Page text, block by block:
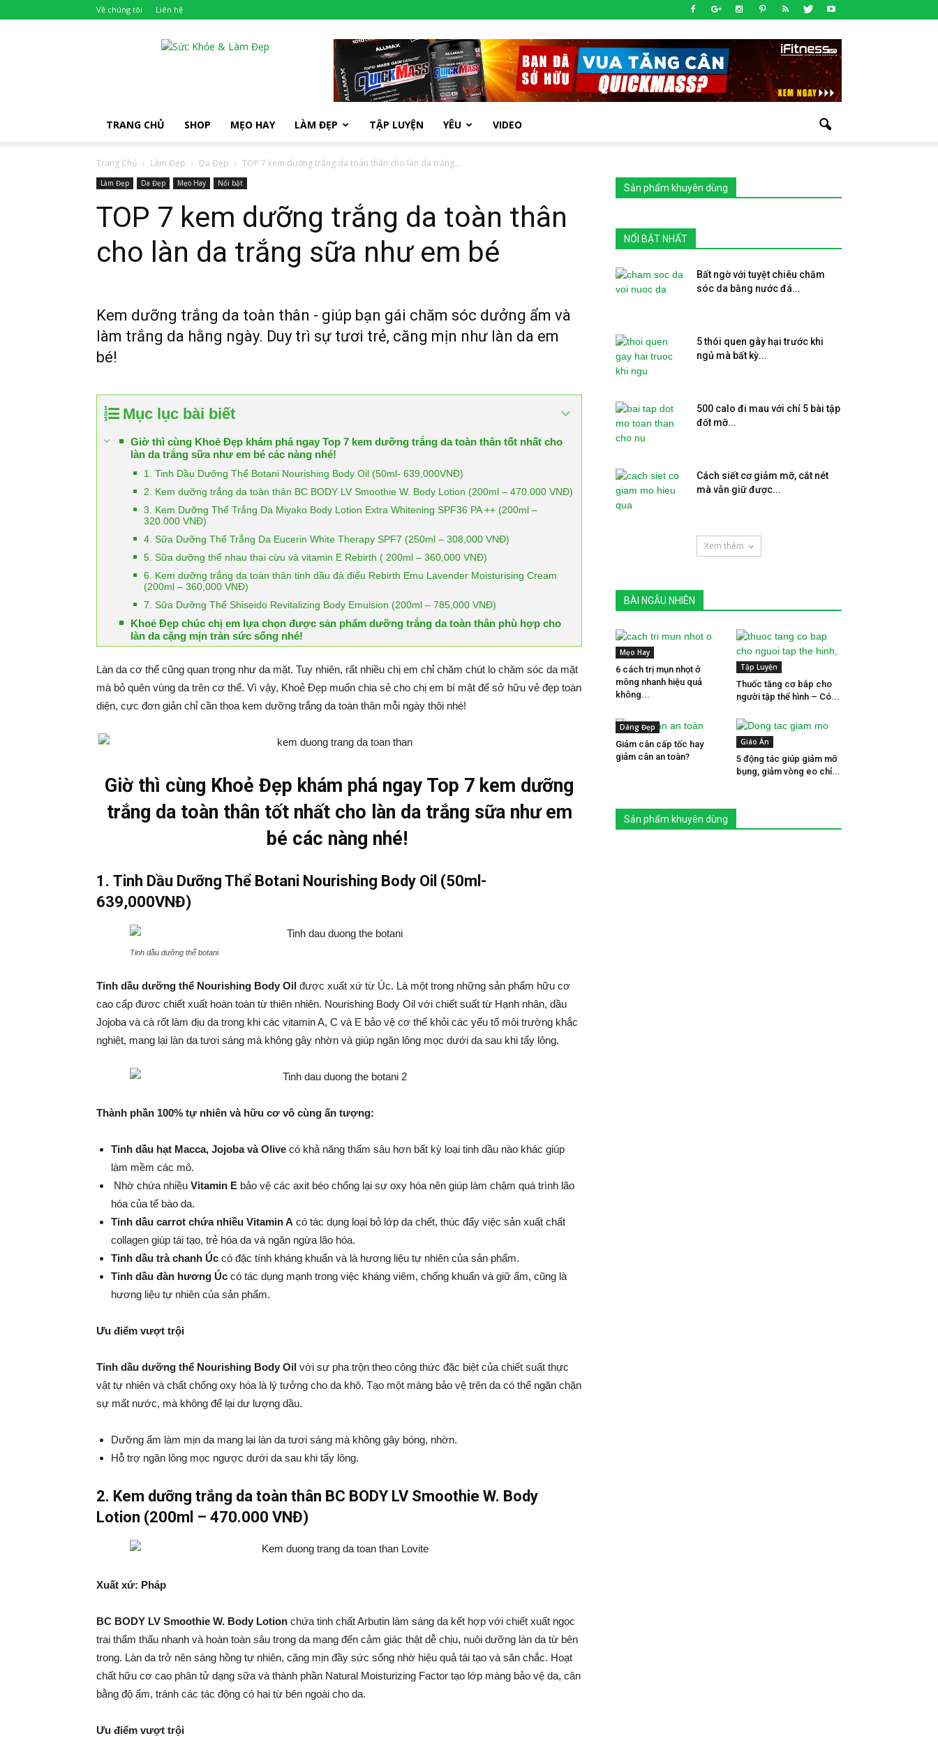
Về chúng tôi Liên hệ
TRANG CHỦ SHOP MẸO HAY LÀM ĐẸP TẬP LUYỆN YÊU VIDEO
Trang Chủ Làm Đẹp Da Đẹp TOP 7 kem dưỡng trắng da toàn thân cho làn da trắng...
Làm Đẹp Da Đẹp Mẹo Hay Nổi bật
TOP 7 kem dưỡng trắng da toàn thân
cho làn da trắng sữa như em bé
Kem dưỡng trắng da toàn thân - giúp bạn gái chăm sóc dưởng ẩm và
làm trắng da hằng ngày. Duy trì sự tươi trẻ, căng mịn như làn da em
bé!
Mục lục bài biết
Giờ thì cùng Khoẻ Đẹp khám phá ngay Top 7 kem dưỡng trắng da toàn thân tốt nhất cho
làn da trắng sữa như em bé các nàng nhé!
1. Tinh Dầu Dưỡng Thể Botani Nourishing Body Oil (50ml- 639,000VNĐ)
2. Kem dưỡng trắng da toàn thân BC BODY LV Smoothie W. Body Lotion (200ml – 470.000 VNĐ)
3. Kem Dưỡng Thể Trắng Da Miyako Body Lotion Extra Whitening SPF36 PA ++ (200ml –
320.000 VNĐ)
4. Sữa Dưỡng Thể Trắng Da Eucerin White Therapy SPF7 (250ml – 308,000 VNĐ)
5. Sữa dưỡng thể nhau thai cừu và vitamin E Rebirth ( 200ml – 360,000 VNĐ)
6. Kem dưỡng trắng da toàn thân tinh dầu đà điểu Rebirth Emu Lavender Moisturising Cream
(200ml – 360,000 VNĐ)
7. Sữa Dưỡng Thể Shiseido Revitalizing Body Emulsion (200ml – 785,000 VNĐ)
Khoẻ Đẹp chúc chị em lựa chọn được sản phẩm dưỡng trắng da toàn thân phù hợp cho
làn da cặng mịn tràn sức sống nhé!
Làn da cơ thể cũng quan trọng như da mặt. Tuy nhiên, rất nhiều chị em chỉ chăm chút lo chăm sóc da mặt
mà bỏ quên vùng da trên cơ thể. Vì vậy, Khoẻ Đẹp muốn chia sẻ cho chị em bí mật để sở hữu vẻ đẹp toàn
diện, cực đơn giản chỉ cần thoa kem dưỡng trắng da toàn thân mỗi ngày thôi nhé!
Giờ thì cùng Khoẻ Đẹp khám phá ngay Top 7 kem dưỡng
trắng da toàn thân tốt nhất cho làn da trắng sữa như em
bé các nàng nhé!
1 . Tinh Dầu Dưỡng Thể Botani Nourishing Body Oil (50ml-
639,000VNĐ)
Tinh dầu dưỡng thể botani
Tinh dầu dưỡng thể Nourishing Body Oil được xuất xứ từ Úc. Là một trong những sản phẩm hữu cơ
cao cấp đươc chiết xuất hoàn toàn từ thiên nhiên. Nourishing Body Oil với chiết suất từ Hạnh nhân, dầu
Jojoba và cà rốt làm dịu da trong khi các vitamin A, C và E bảo vệ cơ thể khỏi các yếu tố môi trường khắc
nghiệt, mang lại làn da tươi sáng mà không gây nhờn và giúp ngăn lông mọc dưới da sau khi tẩy lông.
Thành phần 100% tự nhiên và hữu cơ vô cùng ấn tượng:
Tinh dầu hạt Macca, Jojoba và Olive có khả năng thấm sâu hơn bất kỳ loại tinh dầu nào khác giúp
làm mềm các mô.
Nhờ chứa nhiều Vitamin E bảo vệ các axit béo chống lại sự oxy hóa nên giúp làm chậm quá trình lão
hóa của tế bào da.
Tinh dầu carrot chứa nhiều Vitamin A có tác dụng loại bỏ lớp da chết, thúc đẩy việc sản xuất chất
collagen giúp tái tạo, trẻ hóa da và ngăn ngừa lão hóa.
Tinh dầu trà chanh Úc có đặc tính kháng khuẩn và là hương liệu tự nhiên của sản phẩm.
Tinh dầu đàn hương Úc có tác dụng mạnh trong việc kháng viêm, chống khuẩn và giữ ẩm, cũng là
hương liệu tự nhiên của sản phẩm.
Ưu điểm vượt trội
Tinh dầu dưỡng thể Nourishing Body Oil với sự pha trộn theo công thức đặc biệt của chiết suất thực
vật tự nhiên và chất chống oxy hóa là lý tưởng cho da khô. Tạo một màng bảo vệ trên da có thể ngăn chặn
sự mất nước, mà không để lại dư lượng dầu.
Dưỡng ẩm làm mịn da mang lại làn da tươi sáng mà không gây bóng, nhờn.
Hỗ trợ ngăn lông mọc ngược dưới da sau khi tẩy lông.
2. Kem dưỡng trắng da toàn thân BC BODY LV Smoothie W. Body
Lotion (200ml – 470.000 VNĐ)
Xuất xứ: Pháp
BC BODY LV Smoothie W. Body Lotion chứa tinh chất Arbutin làm sáng da kết hợp với chiết xuất ngọc
trai thẩm thấu nhanh và hoàn toàn sâu trong da mang đến cảm giác thật dễ chịu, nuôi dưỡng làn da từ bên
trong. Làn da trở nên sáng hồng tự nhiên, căng mịn đầy sức sống nhờ hiệu quả tái tạo và săn chắc. Hoạt
chất hữu cơ cao phân tử dạng sữa và thành phần Natural Moisturizing Factor tạo lớp màng bảo vệ da, cân
bằng độ ẩm, tránh các tác động có hại từ bên ngoài cho da.
Ưu điểm vượt trội
Sản phẩm khuyên dùng
NỔI BẬT NHẤT
Bất ngờ với tuyệt chiêu chăm
sóc da bằng nước đá...
5 thói quen gây hại trước khi
ngủ mà bất kỳ...
500 calo đi mau với chỉ 5 bài tập
đốt mỡ...
Cách siết cơ giảm mỡ, cắt nét
mà vẫn giữ được...
Xem thêm
BÀI NGẪU NHIÊN
Mẹo Hay
6 cách trị mụn nhọt ở
mông nhanh hiệu quả
không...
Tập Luyện
Thuốc tăng cơ bắp cho
người tập thể hình – Có...
Dáng Đẹp
Giảm cân cấp tốc hay
giảm cân an toàn?
Giáo Án
5 động tác giúp giảm mỡ
bụng, giảm vòng eo chỉ...
Sản phẩm khuyên dùng